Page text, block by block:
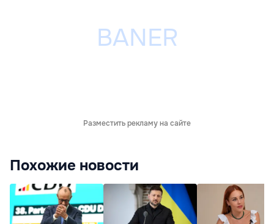
Разместить рекламу на сайте
Похожие новости